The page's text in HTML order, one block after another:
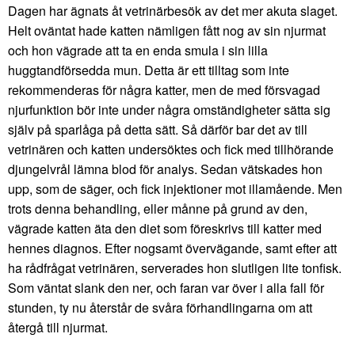
Dagen har ägnats åt vetrinärbesök av det mer akuta slaget.
Helt oväntat hade katten nämligen fått nog av sin njurmat
och hon vägrade att ta en enda smula i sin lilla
huggtandförsedda mun. Detta är ett tilltag som inte
rekommenderas för några katter, men de med försvagad
njurfunktion bör inte under några omständigheter sätta sig
själv på sparlåga på detta sätt. Så därför bar det av till
vetrinären och katten undersöktes och fick med tillhörande
djungelvrål lämna blod för analys. Sedan vätskades hon
upp, som de säger, och fick injektioner mot illamående. Men
trots denna behandling, eller månne på grund av den,
vägrade katten äta den diet som föreskrivs till katter med
hennes diagnos. Efter nogsamt övervägande, samt efter att
ha rådfrågat vetrinären, serverades hon slutligen lite tonfisk.
Som väntat slank den ner, och faran var över i alla fall för
stunden, ty nu återstår de svåra förhandlingarna om att
återgå till njurmat.